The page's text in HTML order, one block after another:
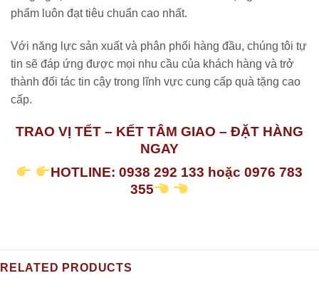
phẩm luôn đạt tiêu chuẩn cao nhất.
Với năng lực sản xuất và phân phối hàng đầu, chúng tôi tự
tin sẽ đáp ứng được mọi nhu cầu của khách hàng và trở
thành đối tác tin cậy trong lĩnh vực cung cấp quà tặng cao
cấp.
TRAO VỊ TẾT – KẾT TÂM GIAO – ĐẶT HÀNG
NGAY
HOTLINE: 0938 292 133 hoặc 0976 783
355
RELATED PRODUCTS